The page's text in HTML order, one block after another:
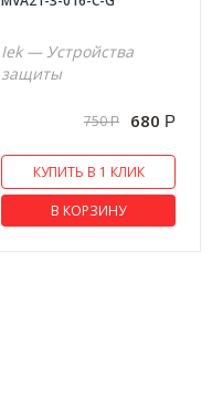
Iek — Устройства
защиты
750Р 680 Р
КУПИТЬ В 1 КЛИК
В КОРЗИНУ